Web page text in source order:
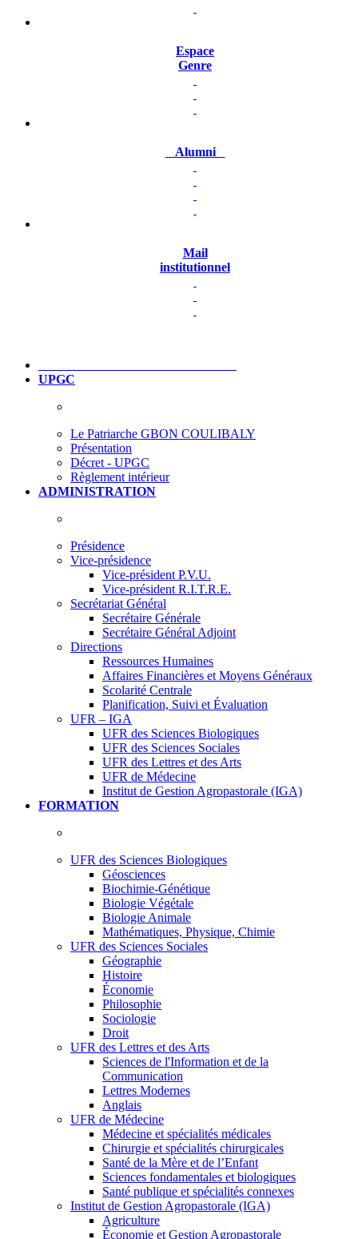
Espace
Genre
Alumni
Mail
institutionnel
UPGC
Le Patriarche GBON COULIBALY
Présentation
Décret - UPGC
Règlement intérieur
ADMINISTRATION
Présidence
Vice-présidence
Vice-président P.V.U.
Vice-président R.I.T.R.E.
Secrétariat Général
Secrétaire Générale
Secrétaire Général Adjoint
Directions
Ressources Humaines
Affaires Financières et Moyens Généraux
Scolarité Centrale
Planification, Suivi et Évaluation
UFR – IGA
UFR des Sciences Biologiques
UFR des Sciences Sociales
UFR des Lettres et des Arts
UFR de Médecine
Institut de Gestion Agropastorale (IGA)
FORMATION
UFR des Sciences Biologiques
Géosciences
Biochimie-Génétique
Biologie Végétale
Biologie Animale
Mathématiques, Physique, Chimie
UFR des Sciences Sociales
Géographie
Histoire
Économie
Philosophie
Sociologie
Droit
UFR des Lettres et des Arts
Sciences de l'Information et de la
Communication
Lettres Modernes
Anglais
UFR de Médecine
Médecine et spécialités médicales
Chirurgie et spécialités chirurgicales
Santé de la Mère et de l’Enfant
Sciences fondamentales et biologiques
Santé publique et spécialités connexes
Institut de Gestion Agropastorale (IGA)
Agriculture
Économie et Gestion Agropastorale